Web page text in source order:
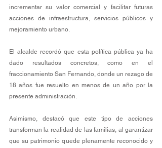
incrementar su valor comercial y facilitar futuras
acciones de infraestructura, servicios públicos y
mejoramiento urbano.
El alcalde recordó que esta política pública ya ha
dado resultados concretos, como en el
fraccionamiento San Fernando, donde un rezago de
18 años fue resuelto en menos de un año por la
presente administración.
Asimismo, destacó que este tipo de acciones
transforman la realidad de las familias, al garantizar
que su patrimonio quede plenamente reconocido y